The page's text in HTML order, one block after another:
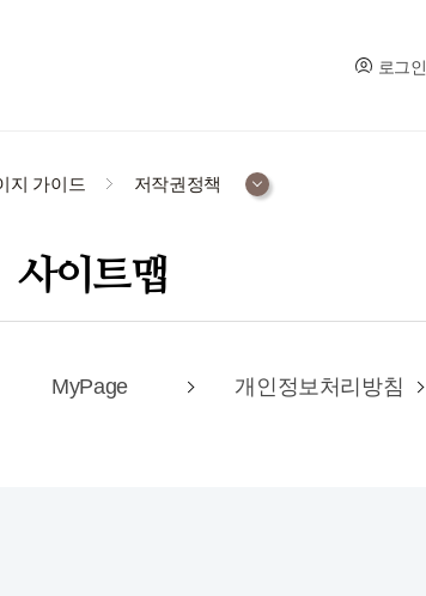
로그인
지 가이드 저작권정책
사이트맵
MyPage 개인정보처리방침